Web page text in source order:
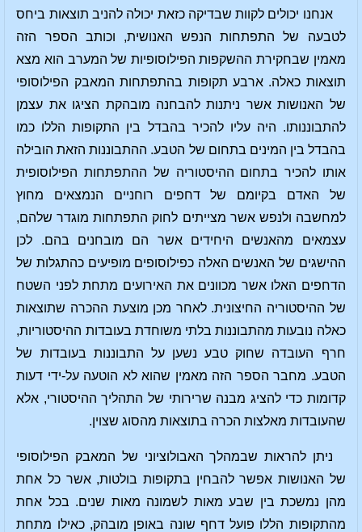
אנחנו יכולים לקוות שבדיקה כזאת יכולה להניב תוצאות ביחס
לטבעה של התפתחות הנפש האנושית, וכותב הספר הזה
מאמין שבחקירת ההשקפות הפילוסופיות של המערב הוא מצא
תוצאות כאלה. ארבע תקופות בהתפתחות המאבק הפילוסופי
של האנושות אשר ניתנות להבחנה מובהקת הציגו את עצמן
להתבוננותו. היה עליו להכיר בהבדל בין התקופות הללו כמו
בהבדל בין המינים בתחום של הטבע. ההתבוננות הזאת הובילה
אותו להכיר בתחום ההיסטוריה של ההתפתחות הפילוסופית
של האדם בקיומם של דחפים רוחניים הנמצאים מחוץ
למחשבה ולנפש אשר מצייתים לחוק התפתחות מוגדר שלהם,
עצמאים מהאנשים היחידים אשר הם מובחנים בהם. לכן
ההישגים של האנשים האלה כפילוסופים מופיעים כהתגלות של
הדחפים האלו אשר מכוונים את האירועים מתחת לפני השטח
של ההיסטוריה החיצונית. לאחר מכן מוצעת ההכרה שתוצאות
כאלה נובעות מהתבוננות בלתי משוחדת בעובדות ההיסטוריות,
חרף העובדה שחוק טבע נשען על התבוננות בעובדות של
הטבע. מחבר הספר הזה מאמין שהוא לא הוטעה על-ידי דעות
קדומות כדי להציג מבנה שרירותי של התהליך ההיסטורי, אלא
שהעובדות מאלצות הכרה בתוצאות מהסוג שצוין.
ניתן להראות שבמהלך האבולוציוני של המאבק הפילוסופי
של האנושות אפשר להבחין בתקופות בולטות, אשר כל אחת
מהן נמשכת בין שבע מאות לשמונה מאות שנים. בכל אחת
מהתקופות הללו פועל דחף שונה באופן מובהק, כאילו מתחת